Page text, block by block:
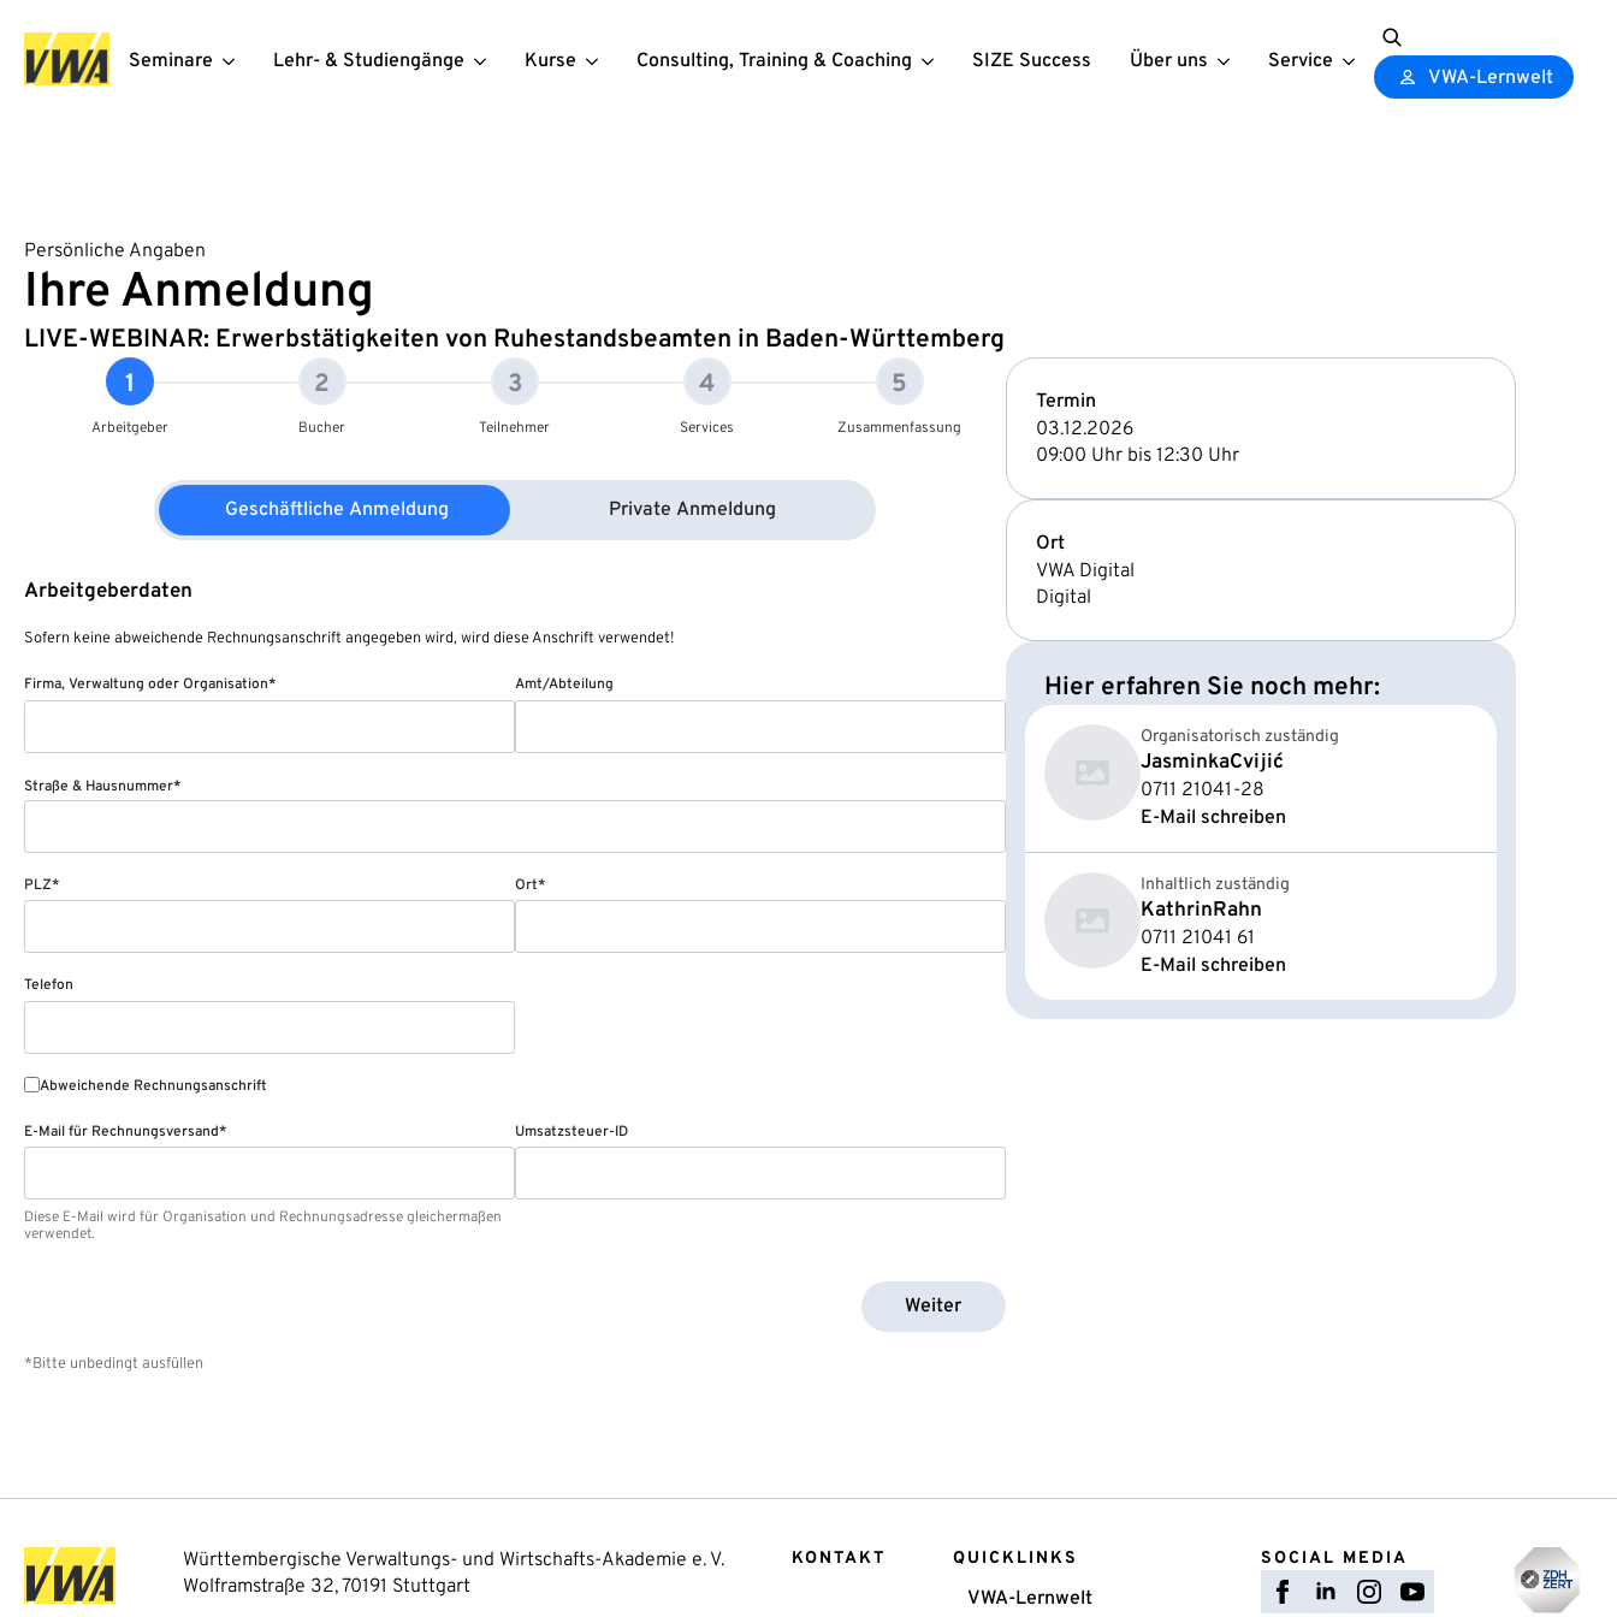
Seminare Lehr- & Studiengänge Kurse Consulting, Training & Coaching SIZE Success Über uns Service
Search
for:
VWA-Lernwelt
Persönliche Angaben
Ihre Anmeldung
LIVE-WEBINAR: Erwerbstätigkeiten von Ruhestandsbeamten in Baden-Württemberg
1
Arbeitgeber
2
Bucher
3
Teilnehmer
4
Services
5
Zusammenfassung
Geschäftliche Anmeldung Private Anmeldung
Arbeitgeberdaten
Sofern keine abweichende Rechnungsanschrift angegeben wird, wird diese Anschrift verwendet!
Firma, Verwaltung oder Organisation* Amt/Abteilung
Straße & Hausnummer*
PLZ* Ort*
Telefon
Abweichende Rechnungsanschrift
E-Mail für Rechnungsversand*
Diese E-Mail wird für Organisation und Rechnungsadresse gleichermaßen
verwendet.
Umsatzsteuer-ID
Weiter
*Bitte unbedingt ausfüllen
Termin
03.12.2026
09:00 Uhr bis 12:30 Uhr
Ort
VWA Digital
Digital
Hier erfahren Sie noch mehr:
Organisatorisch zuständig
JasminkaCvijić
0711 21041-28
E-Mail schreiben
Inhaltlich zuständig
KathrinRahn
0711 21041 61
E-Mail schreiben
Württembergische Verwaltungs- und Wirtschafts-Akademie e. V.
Wolframstraße 32, 70191 Stuttgart
KONTAKT QUICKLINKS
VWA-Lernwelt
SOCIAL MEDIA